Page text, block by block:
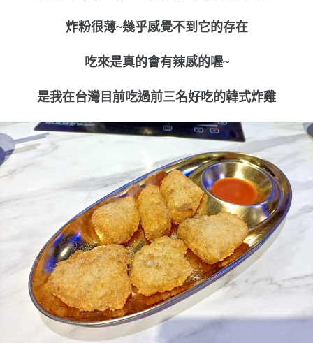
炸粉很薄~幾乎感覺不到它的存在
吃來是真的會有辣感的喔~
是我在台灣目前吃過前三名好吃的韓式炸雞